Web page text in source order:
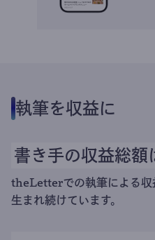
執筆を収益に
書き手の収益総額
theLetterでの執筆による収
生まれ続けています。